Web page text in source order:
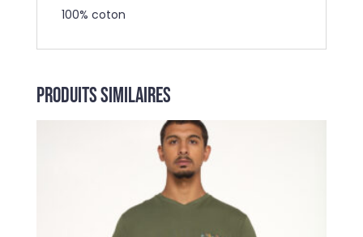
100% coton
Produits similaires